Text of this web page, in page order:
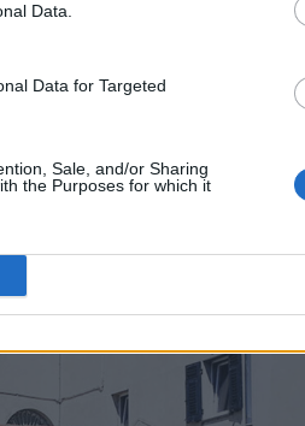
Data.
Data for Targeted
Sale, and/or Sharing
the Purposes for which it
Guglielmi
e amore per la natura in un
(piazza S. Anna, 8) ospiterà un
filosofo”.